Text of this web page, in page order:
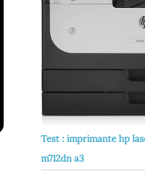
Test : imprimante hp
m712dn a3